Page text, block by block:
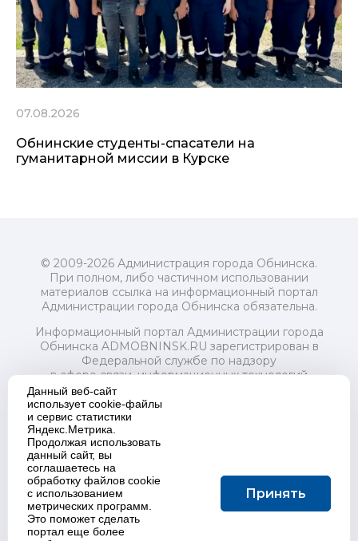
07.08.2026
Обнинские студенты-спасатели на
гуманитарной миссии в Курске
© 2009-2026 Администрация города Обнинска.
При полном, либо частичном использовании
материалов ссылка на информационный портал
Администрации города Обнинска обязательна.
Информационный портал Администрации города
Обнинска ADMOBNINSK.RU зарегистрирован в
Федеральной службе по надзору
в сфере связи, информационных технологий
и массовых коммуникаций (Роскомнадзор) 24 июля
2018 года.
Свидетельство о регистрации Эл № ФС77-73321
Учредитель: Администрация (исполнительно-
распорядительный орган) городского округа "Город
Обнинск". Главный редактор: Байкова Е.А.
Адрес электронной почты Редакции:
redactor@admobninsk.ru
Телефон Редакции: +7 (484) 395-85-85
Настоящий ресурс содержит материалы 18+
Данный веб-сайт
использует cookie-файлы
и сервис статистики
Яндекс.Метрика.
Продолжая использовать
данный сайт, вы
соглашаетесь на
обработку файлов cookie
с использованием
метрических программ.
Это поможет сделать
портал еще более
Принять